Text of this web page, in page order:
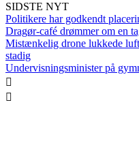
SIDSTE NYT
Politikere har godkendt
Dragør-café drømmer om en
Mistænkelig drone lukkede
stadig
Undervisningsminister på